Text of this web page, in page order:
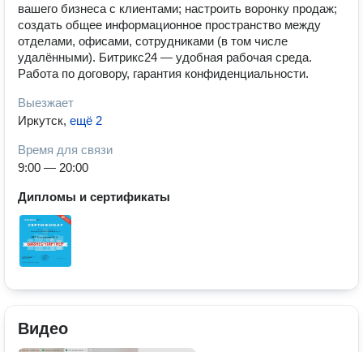
вашего бизнеса с клиентами; настроить воронку продаж;
создать общее информационное пространство между
отделами, офисами, сотрудниками (в том числе
удалёнными). Битрикс24 — удобная рабочая среда.
Работа по договору, гарантия конфиденциальности.
Выезжает
Иркутск, ещё 2
Время для связи
9:00 — 20:00
Дипломы и сертификаты
Видео